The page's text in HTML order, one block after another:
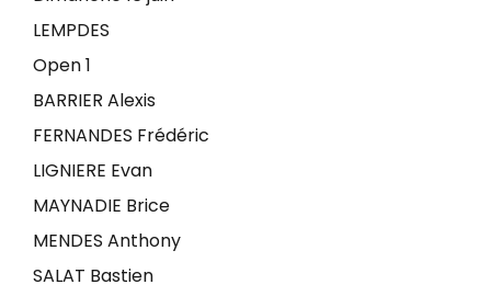
LEMPDES
Open 1
BARRIER Alexis
FERNANDES Frédéric
LIGNIERE Evan
MAYNADIE Brice
MENDES Anthony
SALAT Bastien